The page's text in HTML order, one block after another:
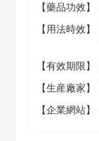
【藥品功效】
【用法時效】
【有效期限】
【生産廠家】
【企業網站】